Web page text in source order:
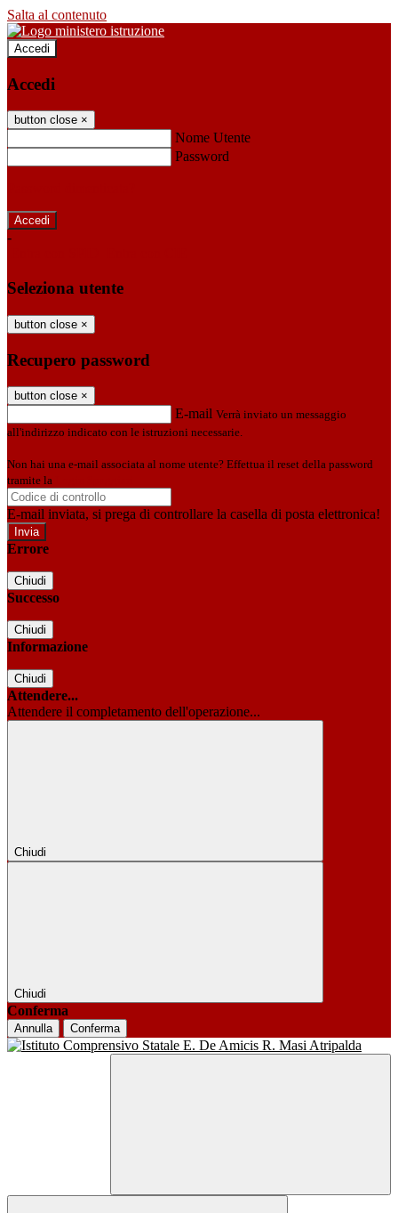
Salta al contenuto
Accedi
Accedi
button close ×
Nome Utente
Password
-
Seleziona utente
button close ×
Recupero password
button close ×
E-mail Verrà inviato un messaggio
all'indirizzo indicato con le istruzioni necessarie.
Non hai una e-mail associata al nome utente? Effettua il reset della password
tramite la
E-mail inviata, si prega di controllare la casella di posta elettronica!
Errore
Chiudi
Successo
Chiudi
Informazione
Chiudi
Attendere...
Attendere il completamento dell'operazione...
Chiudi
Chiudi
Conferma
Annulla Conferma